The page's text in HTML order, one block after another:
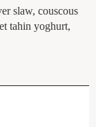
slaw, couscous
tahin yoghurt,